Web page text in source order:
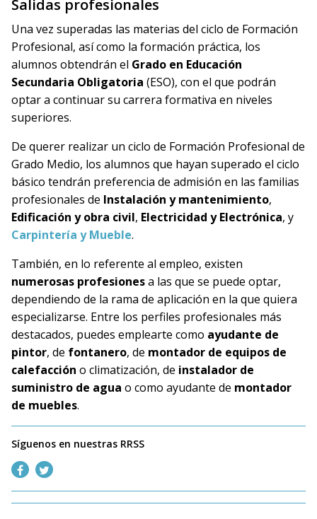
Salidas profesionales
Una vez superadas las materias del ciclo de Formación
Profesional, así como la formación práctica, los
alumnos obtendrán el Grado en Educación
Secundaria Obligatoria (ESO), con el que podrán
optar a continuar su carrera formativa en niveles
superiores.
De querer realizar un ciclo de Formación Profesional de
Grado Medio, los alumnos que hayan superado el ciclo
básico tendrán preferencia de admisión en las familias
profesionales de Instalación y mantenimiento,
Edificación y obra civil, Electricidad y Electrónica, y
Carpintería y Mueble.
También, en lo referente al empleo, existen
numerosas profesionesa las que se puede optar,
dependiendo de la rama de aplicación en la que quiera
especializarse. Entre los perfiles profesionales más
destacados, puedes emplearte como ayudante de
pintor, de fontanero, de montador de equipos de
calefacción o climatización, de instalador de
suministro de agua o como ayudante de montador
de muebles.
Síguenos en nuestras RRSS